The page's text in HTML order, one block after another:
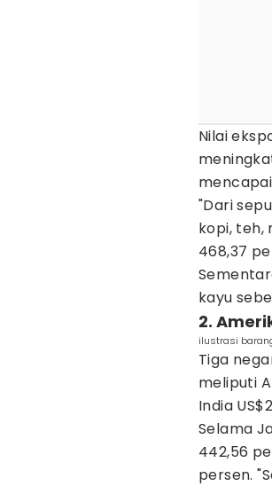
Nilai
mencapai
"Dari
kopi,
468,37
kayu
2.
ilustrasi
Tiga
meliputi
India
Selama
442,56
persen.